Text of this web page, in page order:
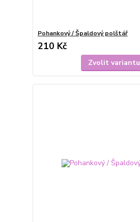
Pohankový / Špaldový polštář
210 Kč
Zvolit variantu